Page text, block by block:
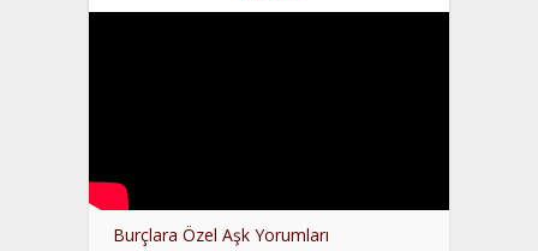
Burçlara Özel Aşk Yorumları